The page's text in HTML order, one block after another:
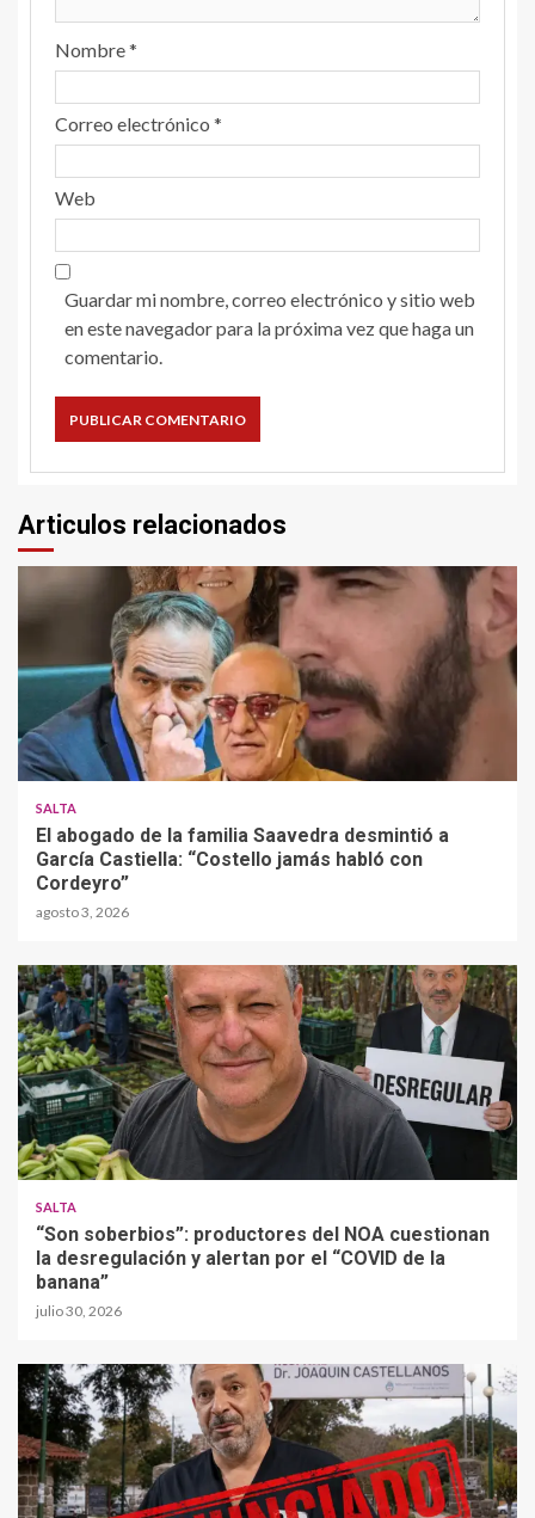
Nombre*
Correo electrónico *
Web
Guardar mi nombre, correo electrónico y sitio web
en este navegador para la próxima vez que haga un
comentario.
Articulos relacionados
SALTA
El abogado de la familia Saavedra desmintió a
García Castiella: “Costello jamás habló con
Cordeyro”
agosto 3, 2026
SALTA
“Son soberbios”: productores del NOA cuestionan
la desregulación y alertan por el “COVID de la
banana”
julio 30, 2026